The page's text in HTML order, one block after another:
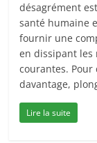
désagrément
santé humaine
fournir une
en dissipant les
courantes.
davantage,
Lire la suite